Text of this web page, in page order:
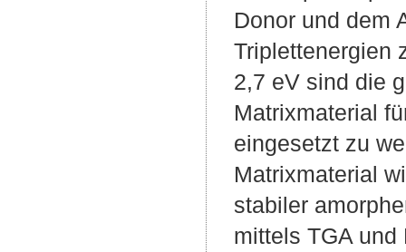
Donor und dem
Triplettenergien
2,7 eV sind die
Matrixmaterial
eingesetzt zu
Matrixmaterial
stabiler
mittels TGA